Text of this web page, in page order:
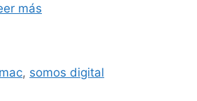
más
, somos digital